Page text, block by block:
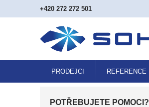
+420 272 272 501
PRODEJCI REFERENCE
POTŘEBUJETE POMOCI?